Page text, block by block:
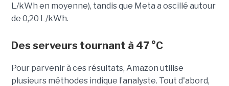
L/kWh en moyenne), tandis que Meta a oscillé autour
de 0,20 L/kWh.
Des serveurs tournant à 47 °C
Pour parvenir à ces résultats, Amazon utilise
plusieurs méthodes indique l’analyste. Tout d'abord,